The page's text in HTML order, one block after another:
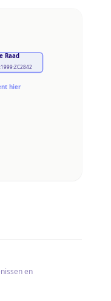
Raad
hier
en